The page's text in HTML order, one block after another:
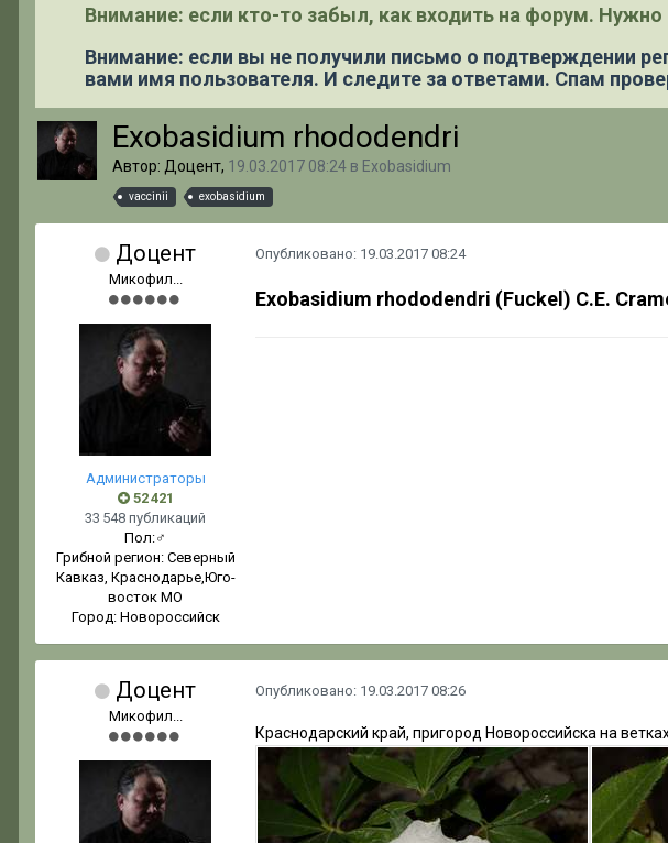
Внимание: если кто-то забыл, как входить на форум.
Внимание: если вы не получили письмо о подтверждении
вами имя пользователя. И следите за ответами. Спам
Exobasidium rhododendri
Автор: Доцент, 19.03.2017 08:24 в Exobasidium
vaccinii exobasidium
Доцент
Микофил...
Администраторы
52 421
33 548 публикаций
Пол:♂
Грибной регион: Северный
Кавказ, Краснодарье,Юго-
восток МО
Город: Новороссийск
Опубликовано: 19.03.2017 08:24
Exobasidium rhododendri (Fuckel) C.E.
Доцент
Микофил...
Опубликовано: 19.03.2017 08:26
Краснодарский край, пригород Новороссийска на